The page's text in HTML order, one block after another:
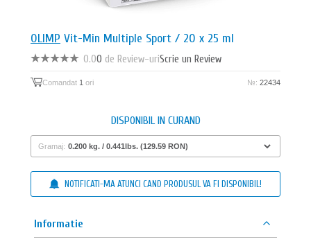
OLIMP Vit-Min Multiple Sport / 20 x 25 ml
0.00 de Review-uriScrie un Review
Comandat 1 ori №: 22434
DISPONIBIL IN CURAND
Gramaj:
NOTIFICATI-MA ATUNCI CAND PRODUSUL VA FI DISPONIBIL!
Informatie